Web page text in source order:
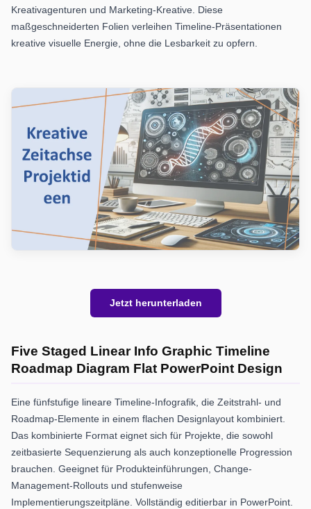
Kreativagenturen und Marketing-Kreative. Diese
maßgeschneiderten Folien verleihen Timeline-Präsentationen
kreative visuelle Energie, ohne die Lesbarkeit zu opfern.
Jetzt herunterladen
Five Staged Linear Info Graphic Timeline
Roadmap Diagram Flat PowerPoint Design
Eine fünfstufige lineare Timeline-Infografik, die Zeitstrahl- und
Roadmap-Elemente in einem flachen Designlayout kombiniert.
Das kombinierte Format eignet sich für Projekte, die sowohl
zeitbasierte Sequenzierung als auch konzeptionelle Progression
brauchen. Geeignet für Produkteinführungen, Change-
Management-Rollouts und stufenweise
Implementierungszeitpläne. Vollständig editierbar in PowerPoint.